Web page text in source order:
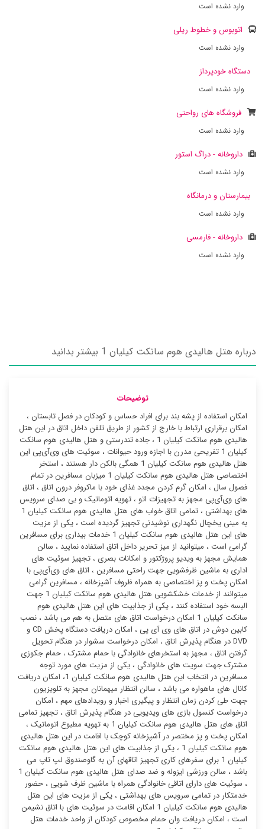
وارد نشده است
اتوبوس و خطوط ریلی
وارد نشده است
دستگاه خودپرداز
وارد نشده است
فروشگاه های رواحتی
وارد نشده است
داروخانه - دراگ استور
وارد نشده است
بیمارستان و درمانگاه
وارد نشده است
داروخانه - فارمسی
وارد نشده است
درباره هتل هالیدی هوم سانکت کیلیان 1 بیشتر بدانید
توضیحات
امکان استفاده از پشه بند برای افراد حساس و کودکان در فصل تابستان ،
امکان برقراری ارتباط با خارج از کشور از طریق تلفن داخل اتاق در این هتل
هالیدی هوم سانکت کیلیان 1 ، جاده تندرستی و هتل هالیدی هوم سانکت
کیلیان 1 تفریحی مدرن با اجازه ورود حیوانات ، سوئیت ‌های وی‌آی‌پی این
هتل هالیدی هوم سانکت کیلیان 1 همگی بالکن دار هستند ، استخر
اختصاصی هتل هالیدی هوم سانکت کیلیان 1 میزبان مسافرین در تمام
فصول سال ، امکان گرم کردن مجدد غذای خود با ماکروفر درون اتاق ، اتاق
های وی‌آی‌پی مجهز به تجهیزات اتو ، تهویه اتوماتیک و بی صدای سرویس
های بهداشتی ، تمامی اتاق خواب های هتل هالیدی هوم سانکت کیلیان 1
به مینی یخچال نگهداری نوشیدنی تجهیز گردیده است ، یکی از مزیت
های این هتل هالیدی هوم سانکت کیلیان 1 خدمات بیداری برای مسافرین
گرامی است ، میتوانید از میز تحریر داخل اتاق استفاده نمایید ، سالن
همایش مجهز به ویدیو پروژکتور و امکانات بصری ، تجهیز سوئیت ‌های
اداری به ماشین ظرفشویی جهت راحتی مسافرین ، اتاق های وی‌آی‌پی با
امکان پخت و پز اختصاصی به همراه ظروف آشپزخانه ، مسافرین گرامی
میتوانند از خدمات خشکشویی هتل هالیدی هوم سانکت کیلیان 1 جهت
البسه خود استفاده کنند ، یکی از جذابیت های این هتل هالیدی هوم
سانکت کیلیان 1 امکان درخواست اتاق های متصل به هم می باشد ، نصب
کابین دوش در اتاق های وی آی پی ، امکان دریافت دستگاه پخش CD و
DVD در هنگام پذیرش اتاق ، امکان درخواست سشوار در هنگام تحویل
گرفتن اتاق ، مجهز به استخرهای خانوادگی با حمام مشترک ، حمام جکوزی
مشترک جهت سویت های خانوادگی ، یکی از مزیت های مورد توجه
مسافرین در انتخاب این هتل هالیدی هوم سانکت کیلیان 1، امکان دریافت
کانال های ماهواره می باشد ، سالن انتظار میهمانان مجهز به تلویزیون
جهت طی کردن زمان انتظار و پیگیری اخبار و رویدادهای مهم ، امکان
درخواست کنسول بازی های ویدیویی در هنگام پذیرش اتاق ، تجهیز تمامی
اتاق های هتل هالیدی هوم سانکت کیلیان 1 به تهویه مطبوع اتوماتیک ،
امکان پخت و پز مختصر در آشپزخانه کوچک با اقامت در این هتل هالیدی
هوم سانکت کیلیان 1 ، یکی از جذابیت های این هتل هالیدی هوم سانکت
کیلیان 1 برای سفرهای کاری تجهیز اتاقهای آن به گاوصندوق لپ تاپ می
باشد ، سالن ورزشی ایزوله و ضد صدای هتل هالیدی هوم سانکت کیلیان 1
، سوئیت ‌های دارای اتاقی خانوادگی همراه با ماشین ظرف شویی ، حضور
خدمتکار در تمامی سرویس های بهداشتی ، یکی از مزیت های این هتل
هالیدی هوم سانکت کیلیان 1 امکان اقامت در سوئیت ‌های با اتاق نشیمن
است ، امکان دریافت وان حمام مخصوص کودکان از واحد خدمات هتل